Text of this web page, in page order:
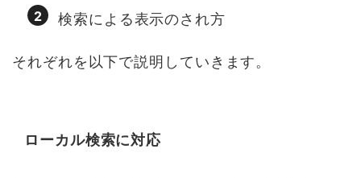
検索による表示のされ方
それぞれを以下で説明していきます。
ローカル検索に対応